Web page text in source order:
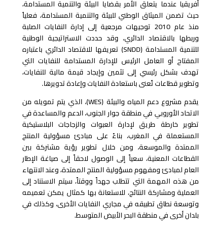
أفريقيا عندما يتعلق الأمر بقضايا البيئة والتنمية المستدامة،
حيث تضمن الميثاق الوطني للبيئة والتنمية المستدامة، فعلياُ
منذ عام 2010 توجيهات مرجعية إلى إدارة النفايات الصلبة
وربطها بالاقتصاد الدائري، وقد حددت الاستراتيجية الوطنية
للتنمية المستدامة (SNDD) تعريفها للاقتصاد الدائري باعتباره
المفتاح أو العامل الرئيس للإدارة المستدامة للنفايات التي
تهدف بشكل رئيسي إلى تثمين وإيجاد قيمة مالية للنفايات،
وتطوير قطاعات تُعنى باستعادة النفايات وإعادة تدويرها.
يقدم مشروع دعم المياه والبيئة (WES)، الذي يتم تمويله من
الاتحاد الأوروبي في منطقة جوار الجنوب، الدعم والمساعدة في
تطوير خارطة طريق لإدارة العبوات والزجاجات البلاستيكية
المستعملة في المغرب، بناءً على مبادئ مسؤولية المنتج
الممتدة والموسعة، ومن خلال تطوير رؤية مشتركة بين
القطاعات المعنية، سعياً إلى الوصول لاحقاً إلى صياغة الإطار
العام لمبادئ ومفهوم مسؤولية المنتج الممتدة، وعند الانتهاء
من هذه المهمة التي تتطلب جهداً ووقتاً، سيتم الاستناد إلى
العملية ومشاركة النتائج، للاستعانة بها كمثال يمكن تعميمه
وتوسعة نطاق تطبيقه في مجاري النفايات الأخرى، وكذلك في
بلدان أخرى في منطقة البحر الأبيض المتوسط.